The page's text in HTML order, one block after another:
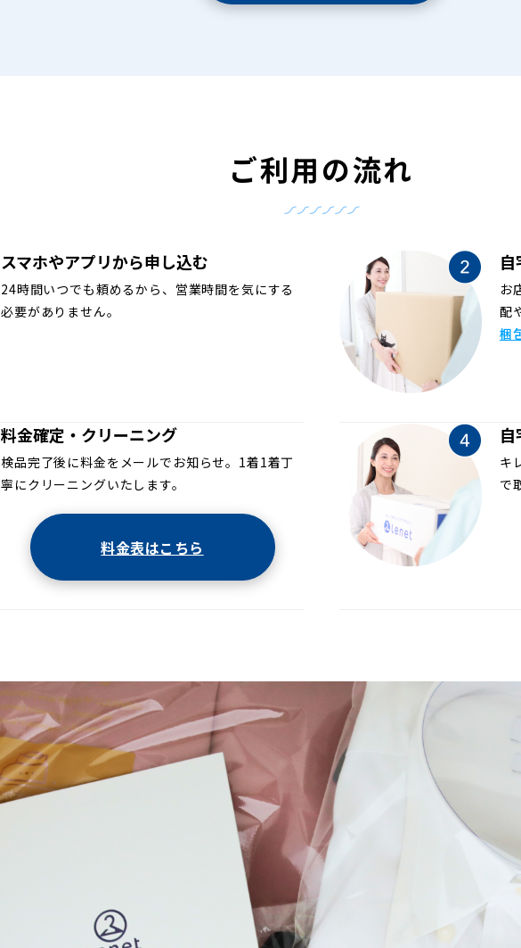
ご利用の流れ
スマホやアプリから申し込む
24時間いつでも頼めるから、営業時間を気にする
必要がありません。
お
配
梱
料金確定・クリーニング
検品完了後に料金をメールでお知らせ。1着1着丁
寧にクリーニングいたします。
料金表はこちら
キ
で